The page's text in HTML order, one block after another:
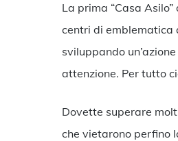
La prima “Casa
centri di emblematica
sviluppando
attenzione. Per tutto
Dovette superare
che vietarono perfino